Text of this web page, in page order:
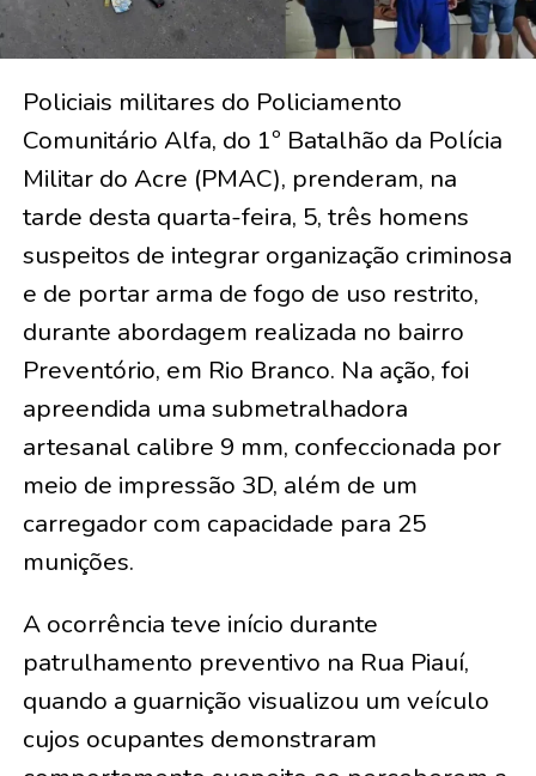
Policiais militares do Policiamento
Comunitário Alfa, do 1º Batalhão da Polícia
Militar do Acre (PMAC), prenderam, na
tarde desta quarta-feira, 5, três homens
suspeitos de integrar organização criminosa
e de portar arma de fogo de uso restrito,
durante abordagem realizada no bairro
Preventório, em Rio Branco. Na ação, foi
apreendida uma submetralhadora
artesanal calibre 9 mm, confeccionada por
meio de impressão 3D, além de um
carregador com capacidade para 25
munições.
A ocorrência teve início durante
patrulhamento preventivo na Rua Piauí,
quando a guarnição visualizou um veículo
cujos ocupantes demonstraram